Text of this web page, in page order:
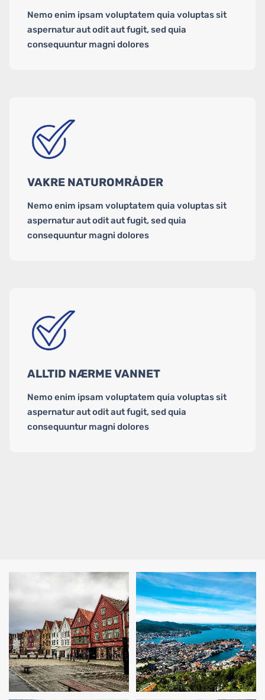
Nemo enim ipsam voluptatem quia voluptas sit
aspernatur aut odit aut fugit, sed quia
consequuntur magni dolores
VAKRE NATUROMRÅDER
Nemo enim ipsam voluptatem quia voluptas sit
aspernatur aut odit aut fugit, sed quia
consequuntur magni dolores
ALLTID NÆRME VANNET
Nemo enim ipsam voluptatem quia voluptas sit
aspernatur aut odit aut fugit, sed quia
consequuntur magni dolores